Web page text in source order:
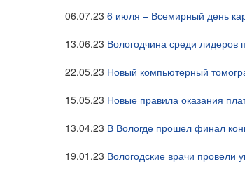
06.07.23 6 июля – Всемирный день
13.06.23 Вологодчина среди лидеров
22.05.23 Новый компьютерный
15.05.23 Новые правила оказания
13.04.23 В Вологде прошел финал
19.01.23 Вологодские врачи провели